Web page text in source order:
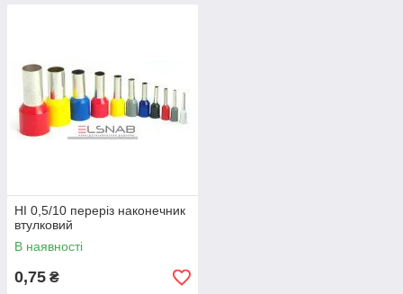
НІ 0,5/10 переріз наконечник
втулковий
В наявності
0,75 ₴